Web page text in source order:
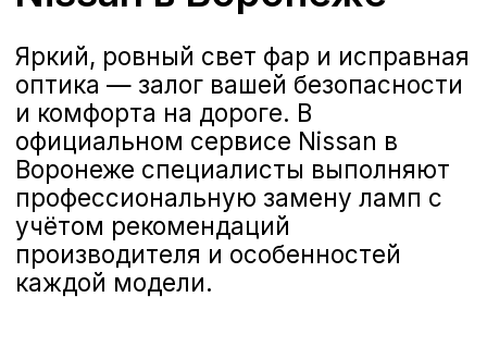
Когда нужна замена ламп
в автомобилях Nissan
Когда нужна замена
ламп в Nissan
Со временем любой световой
прибор теряет яркость и
стабильность работы.
Основные признаки неисправной
лампы: